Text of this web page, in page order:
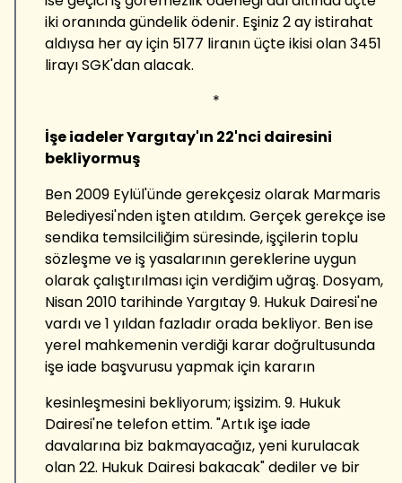
iki oranında gündelik ödenir. Eşiniz 2 ay istirahat
aldıysa her ay için 5177 liranın üçte ikisi olan 3451
lirayı SGK'dan alacak.
*
İşe iadeler Yargıtay'ın 22'nci dairesini
bekliyormuş
Ben 2009 Eylül'ünde gerekçesiz olarak Marmaris
Belediyesi'nden işten atıldım. Gerçek gerekçe ise
sendika temsilciliğim süresinde, işçilerin toplu
sözleşme ve iş yasalarının gereklerine uygun
olarak çalıştırılması için verdiğim uğraş. Dosyam,
Nisan 2010 tarihinde Yargıtay 9. Hukuk Dairesi'ne
vardı ve 1 yıldan fazladır orada bekliyor. Ben ise
yerel mahkemenin verdiği karar doğrultusunda
işe iade başvurusu yapmak için kararın
kesinleşmesini bekliyorum; işsizim. 9. Hukuk
Dairesi'ne telefon ettim. "Artık işe iade
davalarına biz bakmayacağız, yeni kurulacak
olan 22. Hukuk Dairesi bakacak" dediler ve bir